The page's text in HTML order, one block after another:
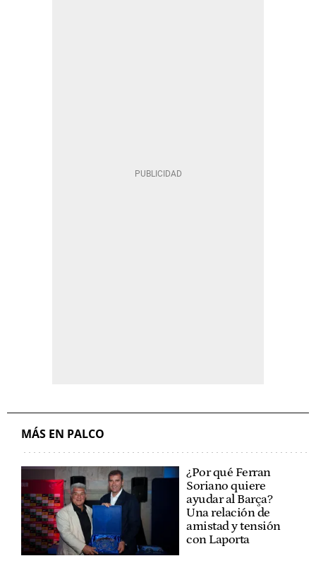
MÁS EN PALCO
¿Por qué Ferran
Soriano quiere
ayudar al Barça?
Una relación de
amistad y tensión
con Laporta